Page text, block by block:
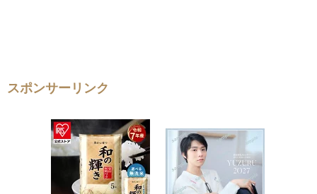
スポンサーリンク